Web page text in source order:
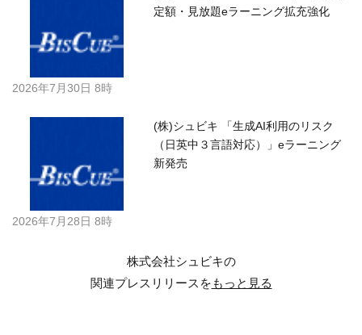
定額・見放題eラーニング拡充強化
2026年7月30日 8時
(株)シュビキ 「生成AI利用のリスク
（日英中３言語対応）」eラーニング
新発売
2026年7月28日 8時
株式会社シュビキの
関連プレスリリースをもっと見る